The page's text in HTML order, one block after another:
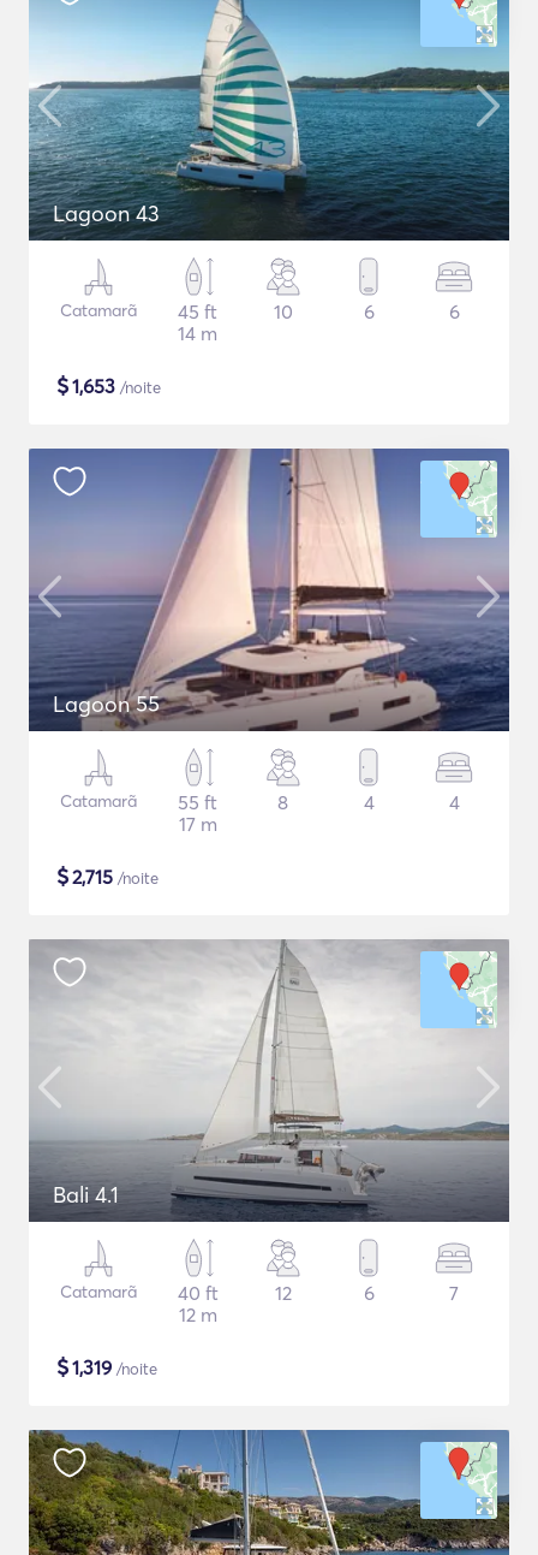
Lagoon 43
Catamarã
45 ft
14 m
10 6 6
$1,653 /noite
Lagoon 55
Catamarã
55 ft
17 m
8 4 4
$2,715 /noite
Bali 4.1
Catamarã
40 ft
12 m
12 6 7
$1,319 /noite